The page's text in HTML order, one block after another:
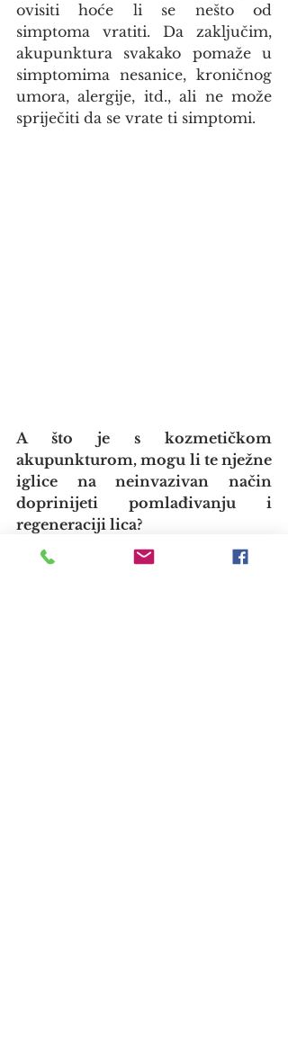
ovisiti hoće li se nešto od
simptoma vratiti. Da zaključim,
akupunktura svakako pomaže u
simptomima nesanice, kroničnog
umora, alergije, itd., ali ne može
spriječiti da se vrate ti simptomi.
A što je s kozmetičkom
akupunkturom, mogu li te nježne
iglice na neinvazivan način
doprinijeti pomlađivanju i
regeneraciji lica?
Bolje je reći medicinsko-
kozmetička akupunktura jer lice je